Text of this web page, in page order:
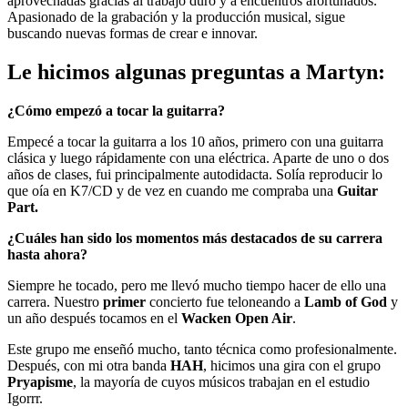
Apasionado de la grabación y la producción musical, sigue
buscando nuevas formas de crear e innovar.
Le hicimos algunas preguntas a Martyn:
¿Cómo empezó a tocar la guitarra?
Empecé a tocar la guitarra a los 10 años, primero con una guitarra
clásica y luego rápidamente con una eléctrica. Aparte de uno o dos
años de clases, fui principalmente autodidacta. Solía reproducir lo
que oía en K7/CD y de vez en cuando me compraba una Guitar
Part.
¿Cuáles han sido los momentos más destacados de su carrera
hasta ahora?
Siempre he tocado, pero me llevó mucho tiempo hacer de ello una
carrera. Nuestro primer concierto fue teloneando a Lamb of God y
un año después tocamos en el Wacken Open Air.
Este grupo me enseñó mucho, tanto técnica como profesionalmente.
Después, con mi otra banda HAH, hicimos una gira con el grupo
Pryapisme, la mayoría de cuyos músicos trabajan en el estudio
Igorrr.